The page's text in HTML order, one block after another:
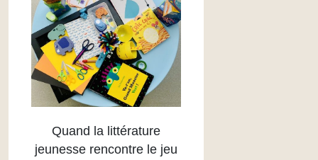
Quand la littérature
jeunesse rencontre le jeu